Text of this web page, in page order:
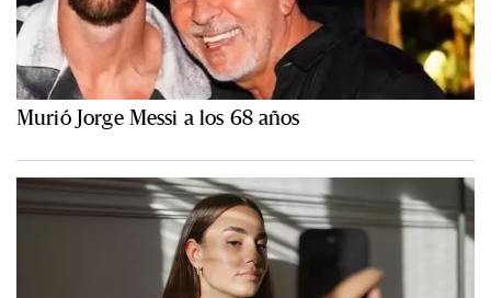
Murió Jorge Messi a los 68 años